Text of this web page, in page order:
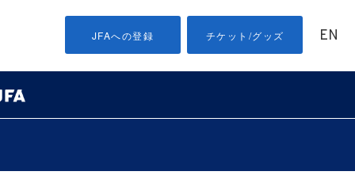
JFAへの登録 チケット/グッズ EN